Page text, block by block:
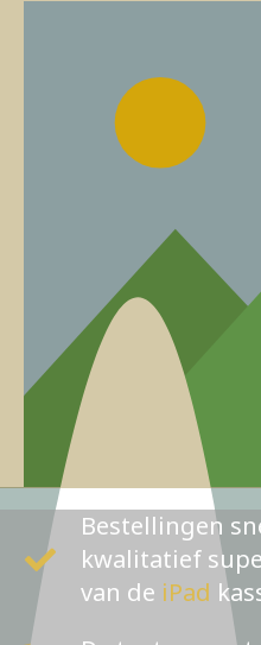
Bestellingen
kwalitatief
van de iPad